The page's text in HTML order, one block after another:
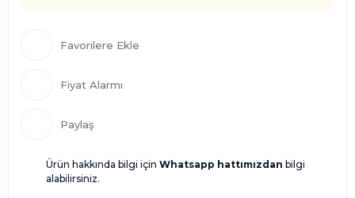
Fiyat Alarmı
Paylaş
Ürün hakkında bilgi için Whatsapp hattımızdan bilgi
alabilirsiniz.